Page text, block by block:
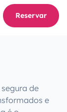
Reservar
de
e